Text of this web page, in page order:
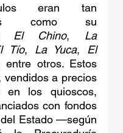
eran tan
como su
El Chino, La
Tío, La Yuca, El
entre otros. Estos
vendidos a precios
en los quioscos,
con fondos
Estado —según